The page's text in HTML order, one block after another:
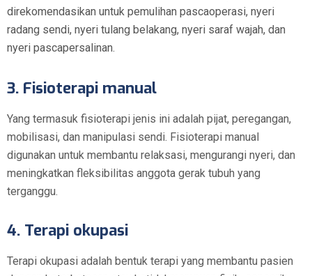
direkomendasikan untuk pemulihan pascaoperasi, nyeri
radang sendi, nyeri tulang belakang, nyeri saraf wajah, dan
nyeri pascapersalinan.
3. Fisioterapi manual
Yang termasuk fisioterapi jenis ini adalah pijat, peregangan,
mobilisasi, dan manipulasi sendi. Fisioterapi manual
digunakan untuk membantu relaksasi, mengurangi nyeri, dan
meningkatkan fleksibilitas anggota gerak tubuh yang
terganggu.
4. Terapi okupasi
Terapi okupasi adalah bentuk terapi yang membantu pasien